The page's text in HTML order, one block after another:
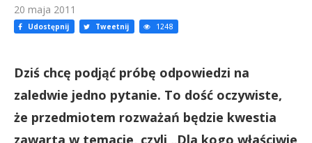
20 maja 2011
Udostępnij Tweetnij 1248
Dziś chcę podjąć próbę odpowiedzi na
zaledwie jedno pytanie. To dość oczywiste,
że przedmiotem rozważań będzie kwestia
zawarta w temacie, czyli „Dla kogo właściwie